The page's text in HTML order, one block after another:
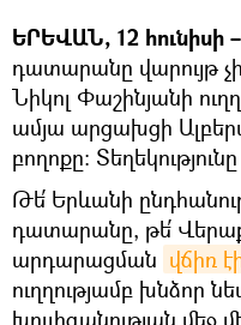
ԵՐԵՎԱՆ, 12 հունիսի
դատարանը վարույթ
Նիկոլ Փաշինյանի
ամյա արցախցի
բողոքը։
Թե՛ Երևանի
դատարանը, թե՛
արդարացման վճիռ
ուղղությամբ խնձոր
խուլիգանության մեջ